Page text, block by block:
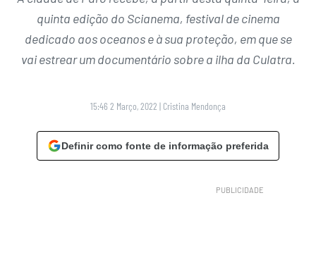
quinta edição do Scianema, festival de cinema
dedicado aos oceanos e à sua proteção, em que se
vai estrear um documentário sobre a ilha da Culatra.
15:46 2 Março, 2022 | Cristina Mendonça
Definir como fonte de informação preferida